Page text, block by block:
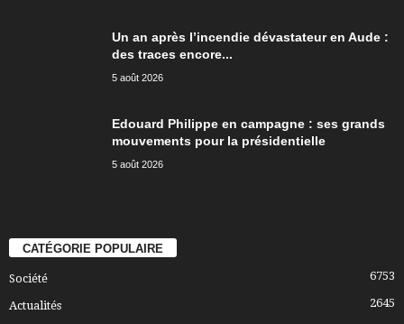
Un an après l’incendie dévastateur en Aude :
des traces encore...
5 août 2026
Edouard Philippe en campagne : ses grands
mouvements pour la présidentielle
5 août 2026
CATÉGORIE POPULAIRE
Société 6753
Actualités
2645